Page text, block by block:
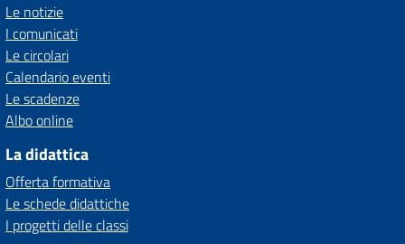
Le notizie
I comunicati
Le circolari
Calendario eventi
Le scadenze
Albo online
La didattica
Offerta formativa
Le schede didattiche
I progetti delle classi